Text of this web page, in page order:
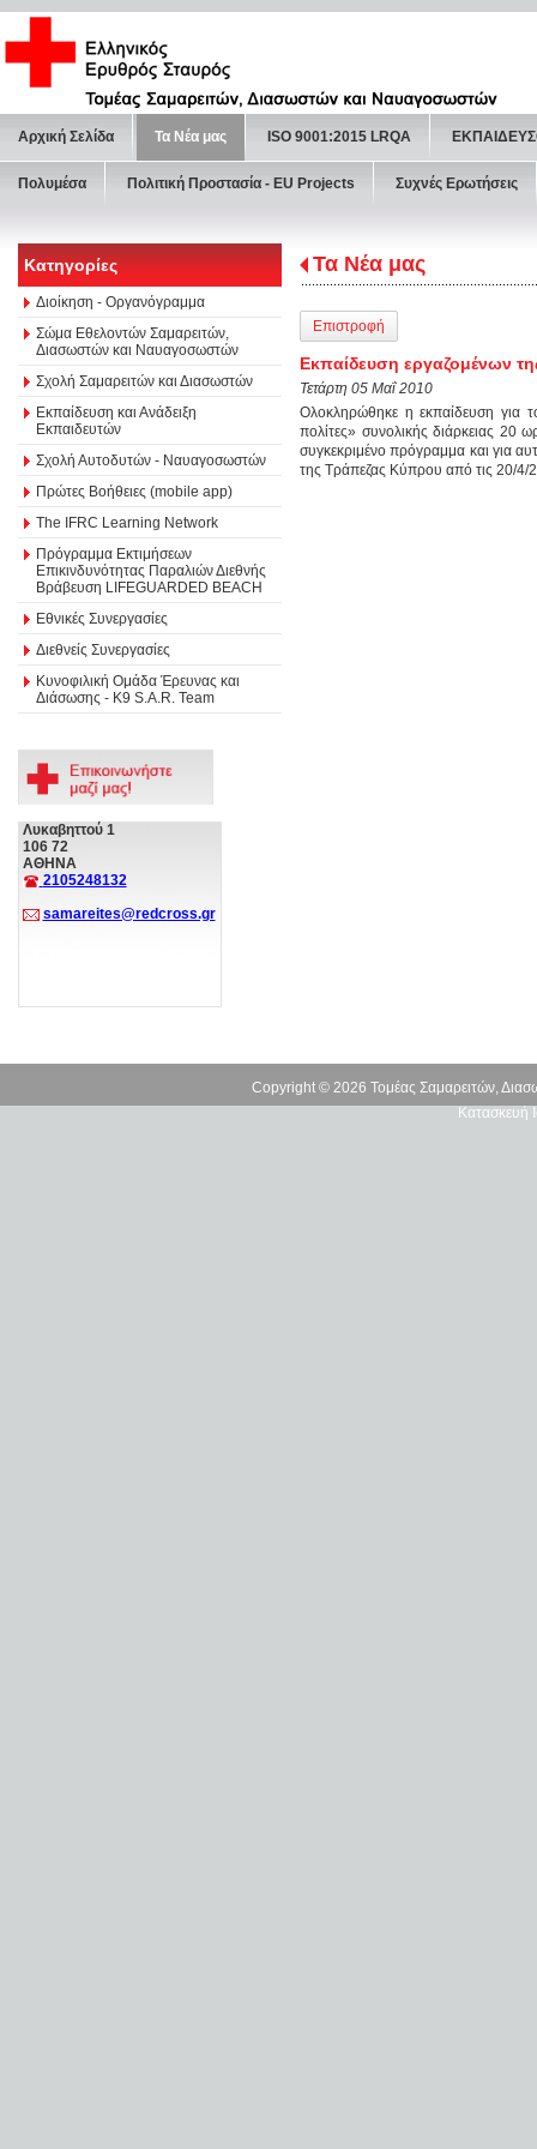
Αρχική Σελίδα Τα Νέα μας ISO 9001:2015 LRQA
Πολυμέσα Πολιτική Προστασία - ΕU Projects Συχνές Ερωτήσεις
Κατηγορίες
Διοίκηση - Οργανόγραμμα
Σώμα Εθελοντών Σαμαρειτών,
Διασωστών και Ναυαγοσωστών
Σχολή Σαμαρειτών και Διασωστών
Εκπαίδευση και Ανάδειξη
Εκπαιδευτών
Σχολή Αυτοδυτών - Ναυαγοσωστών
Πρώτες Βοήθειες (mobile app)
The IFRC Learning Network
Πρόγραμμα Εκτιμήσεων
Επικινδυνότητας Παραλιών Διεθνής
Βράβευση LIFEGUARDED BEACH
Εθνικές Συνεργασίες
Διεθνείς Συνεργασίες
Κυνοφιλική Ομάδα Έρευνας και
Διάσωσης - Κ9 S.A.R. Team
Λυκαβηττού 1
106 72
ΑΘΗΝΑ
2105248132
samareites@redcross.gr
Τα Νέα μας
Επιστροφή
Εκπαίδευση εργαζομένων
Τετάρτη 05 Μαΐ 2010
Ολοκληρώθηκε η εκπαίδευση για
πολίτες» συνολικής διάρκειας 20
συγκεκριμένο πρόγραμμα και για
της Τράπεζας Κύπρου από τις 20/
Copyright © 2026 Τομέας Σαμαρειτών,
Κατασκευή